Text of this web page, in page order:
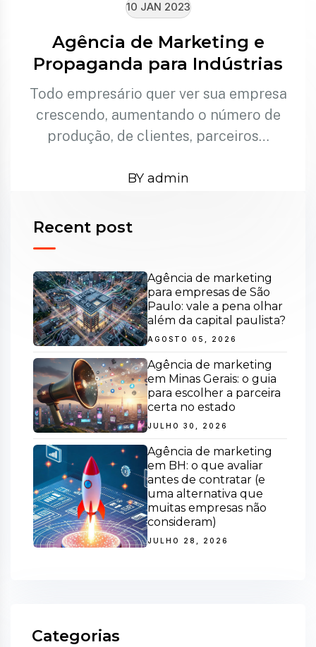
10 JAN 2023
Agência de Marketing e
Propaganda para Indústrias
Todo empresário quer ver sua empresa
crescendo, aumentando o número de
produção, de clientes, parceiros…
BY admin
Recent post
Agência de marketing
para empresas de São
Paulo: vale a pena olhar
além da capital paulista?
AGOSTO 05, 2026
Agência de marketing
em Minas Gerais: o guia
para escolher a parceira
certa no estado
JULHO 30, 2026
Agência de marketing
em BH: o que avaliar
antes de contratar (e
uma alternativa que
muitas empresas não
consideram)
JULHO 28, 2026
Categorias